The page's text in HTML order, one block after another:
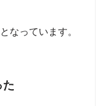
なっています。
た